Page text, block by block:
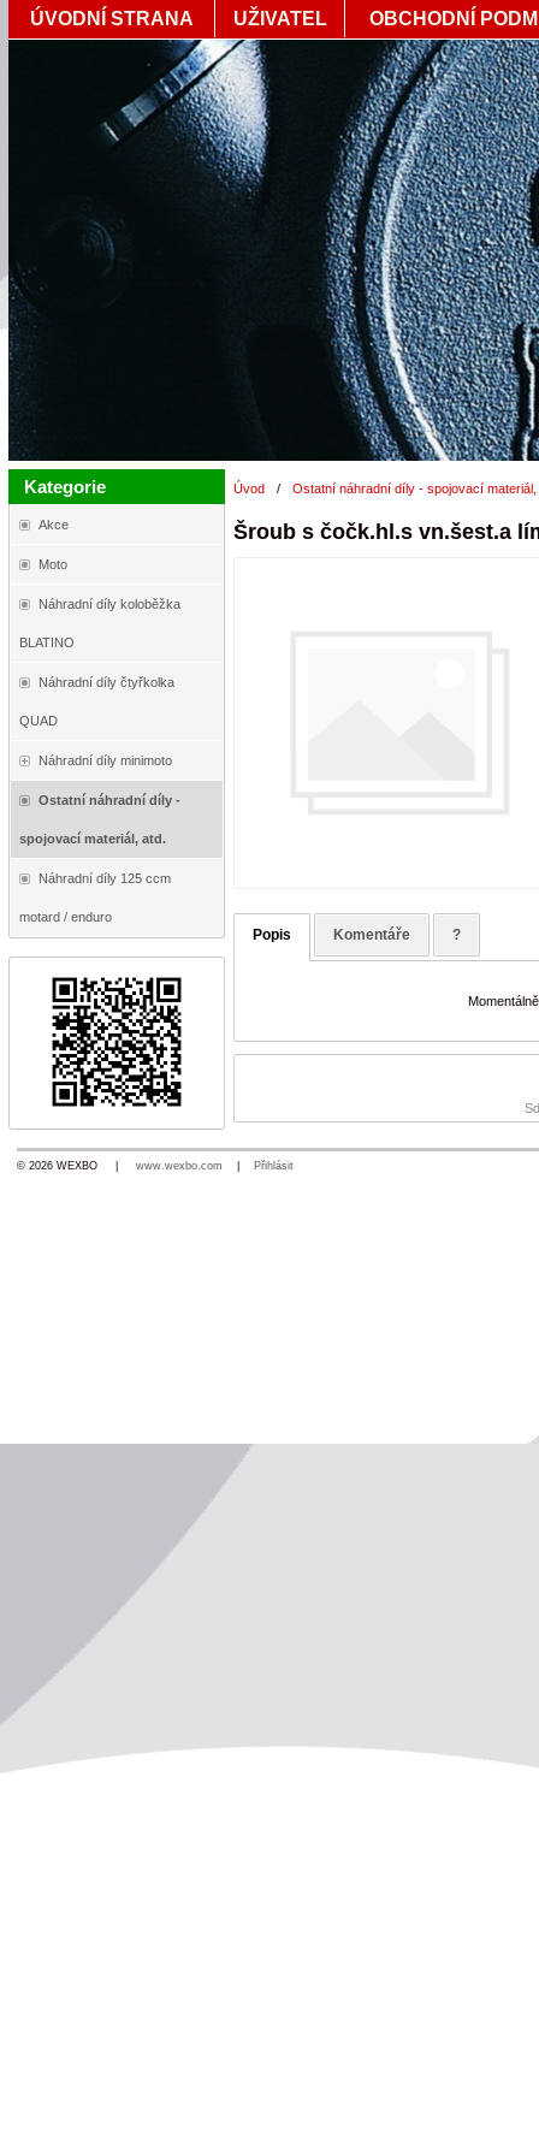
ÚVODNÍ STRANA UŽIVATEL OBCHODNÍ
Kategorie
Akce
Moto
Náhradní díly koloběžka
BLATINO
Náhradní díly čtyřkolka
QUAD
Náhradní díly minimoto
Ostatní náhradní díly -
spojovací materiál, atd.
Náhradní díly 125 ccm
motard / enduro
Úvod / Ostatní náhradní díly - spojovací materiál,
Šroub s čočk.hl.s vn.šest.a
Popis Komentáře ?
© 2026 WEXBO | www.wexbo.com Přihlásit